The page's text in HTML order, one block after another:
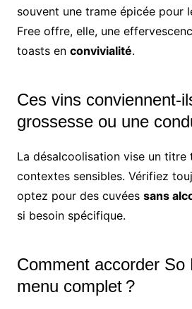
souvent une trame épicée pour
Free offre, elle, une
toasts en convivialité.
Ces vins conviennent-
grossesse ou une
La désalcoolisation vise un titre
contextes sensibles. Vérifiez
optez pour des cuvées sans
si besoin spécifique.
Comment accorder So
menu complet ?